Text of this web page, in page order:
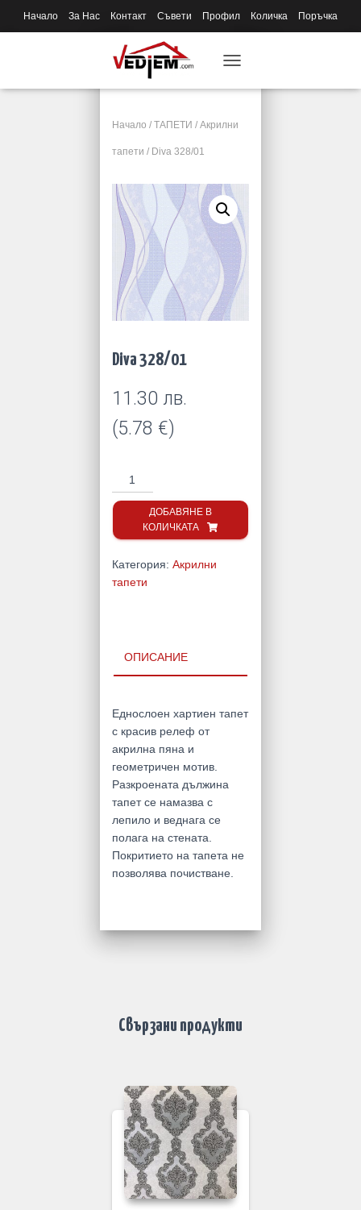
Начало За Нас Контакт Съвети Профил Количка Поръчка
O
V
G
O
N
Начало / ТАПЕТИ / Акрилни
тапети / Diva 328/01
Diva 328/01
11.30 лв.
(5.78 €)
количество
за
Diva
328/01
ДОБАВЯНЕ В
КОЛИЧКАТА
Категория: Акрилни
тапети
ОПИСАНИЕ
Еднослоен хартиен тапет
с красив релеф от
акрилна пяна и
геометричен мотив.
Разкроената дължина
тапет се намазва с
лепило и веднага се
полага на стената.
Покритието на тапета не
позволява почистване.
Свързани продукти